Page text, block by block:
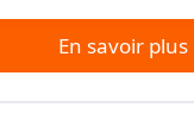
En savoir plus